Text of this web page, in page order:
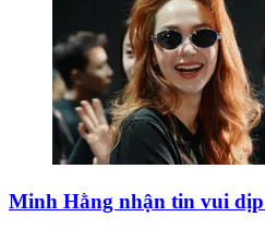
Minh Hằng nhận tin vui